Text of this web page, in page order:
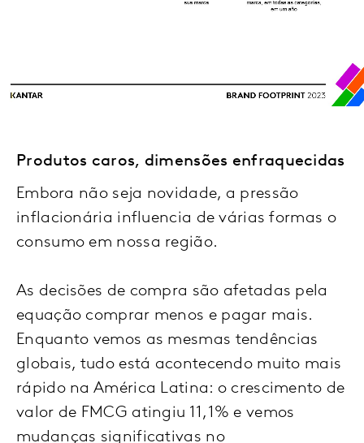
Produtos caros, dimensões enfraquecidas
Embora não seja novidade, a pressão
inflacionária influencia de várias formas o
consumo em nossa região.
As decisões de compra são afetadas pela
equação comprar menos e pagar mais.
Enquanto vemos as mesmas tendências
globais, tudo está acontecendo muito mais
rápido na América Latina: o crescimento de
valor de FMCG atingiu 11,1% e vemos
mudanças significativas no